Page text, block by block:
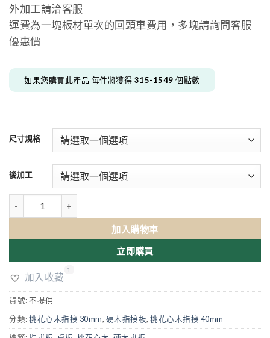
外加工請洽客服
運費為一塊板材單次的回頭車費用，多塊請詢問客服
優惠價
如果您購買此產品 每件將獲得 315-1549 個點數
尺寸規格
後加工
加入購物車
立即購買
加入收藏
411
貨號: 不提供
分類: 桃花心木指接 30mm, 硬木指接板, 桃花心木指接 40mm